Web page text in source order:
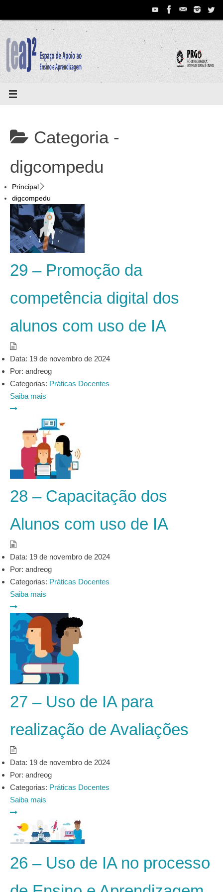
conteúdo
Categoria -
digcompedu
Principal
digcompedu
29 – Promoção da
competência digital dos
alunos com uso de IA
Data: 19 de novembro de 2024
Por: andreog
Categorias: Práticas Docentes
Saiba mais
28 – Capacitação dos
Alunos com uso de IA
Data: 19 de novembro de 2024
Por: andreog
Categorias: Práticas Docentes
Saiba mais
27 – Uso de IA para
realização de Avaliações
Data: 19 de novembro de 2024
Por: andreog
Categorias: Práticas Docentes
Saiba mais
26 – Uso de IA no processo